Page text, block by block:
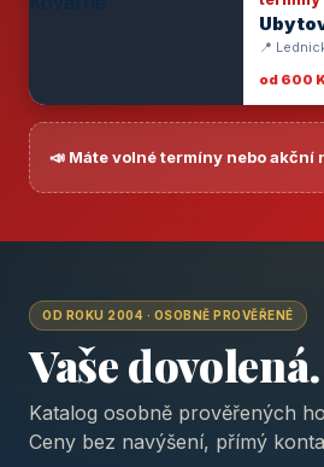
📍
od 600
📣 Máte volné termíny nebo akční
OD ROKU 2004 · OSOBNĚ PROVĚŘENÉ
Vaše dovolená.
Katalog osobně prověřených
Ceny bez navýšení, přímý